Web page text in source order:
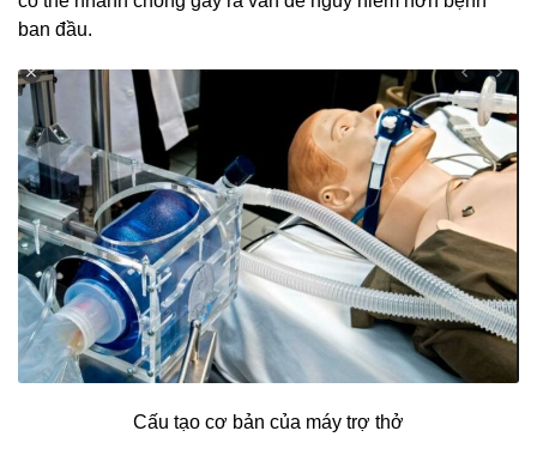
ban đầu.
Cấu tạo cơ bản của máy trợ thở